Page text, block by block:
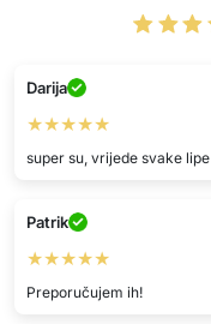
Darija
★★★★★
super su, vrijede svake lipe
Patrik
★★★★★
Preporučujem ih!